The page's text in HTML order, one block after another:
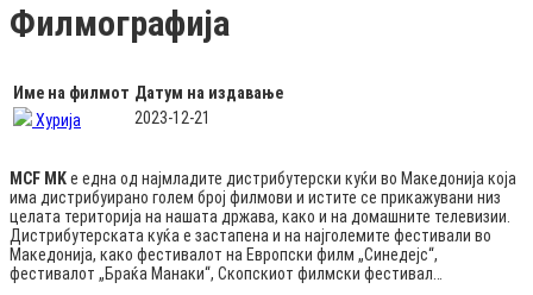
Филмографија
Име на филмот Датум на издавање
Хурија
2023-12-21
MCF MKе една од најмладите дистрибутерски куќи во Македонија која
има дистрибуирано голем број филмови и истите се прикажувани низ
целата територија на нашата држава, како и на домашните телевизии.
Дистрибутерската куќа е застапена и на најголемите фестивали во
Македонија, како фестивалот на Европски филм „Синедејс“,
фестивалот „Браќа Манаки“, Скопскиот филмски фестивал…